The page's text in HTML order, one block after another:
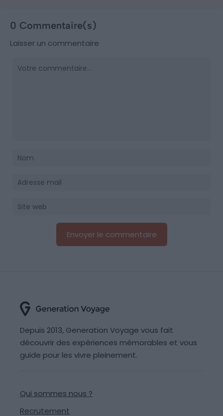
0 Commentaire(s)
Laisser un commentaire
Depuis 2013, Generation Voyage vous fait
découvrir des expériences mémorables et vous
guide pour les vivre pleinement.
Qui sommes nous ?
Recrutement